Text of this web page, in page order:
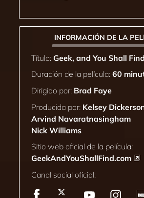
INFORMACIÓN DE LA
Título: Geek, and You Shall Find
Duración de la película: 60
Dirigido por: Brad Faye
Producida por: Kelsey
Arvind Navaratnasingham
Nick Williams
Sitio web oficial de la película:
GeekAndYouShallFind.com
Canal social oficial: